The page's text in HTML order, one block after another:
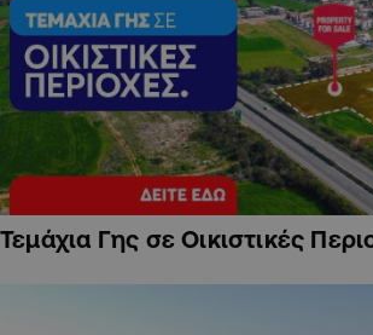
Τεμάχια Γης σε Οικιστικές